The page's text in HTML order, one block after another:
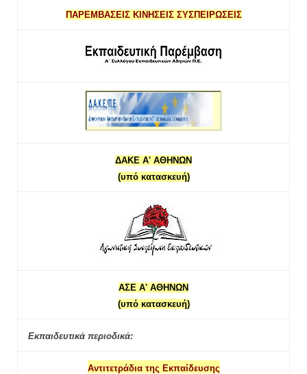
ΠΑΡΕΜΒΑΣΕΙΣ ΚΙΝΗΣΕΙΣ ΣΥΣΠΕΙΡΩΣΕΙΣ
ΔΑΚΕ Α' ΑΘΗΝΩΝ
(υπό κατασκευή)
ΑΣΕ Α' ΑΘΗΝΩΝ
(υπό κατασκευή)
Εκπαιδευτικά περιοδικά:
Αντιτετράδια της Εκπαίδευσης